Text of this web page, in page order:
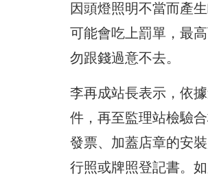
因頭燈照明不當而產
可能會吃上罰單，最
勿跟錢過意不去。
李再成站長表示，依
件，再至監理站檢驗
發票、加蓋店章的安
行照或牌照登記書。